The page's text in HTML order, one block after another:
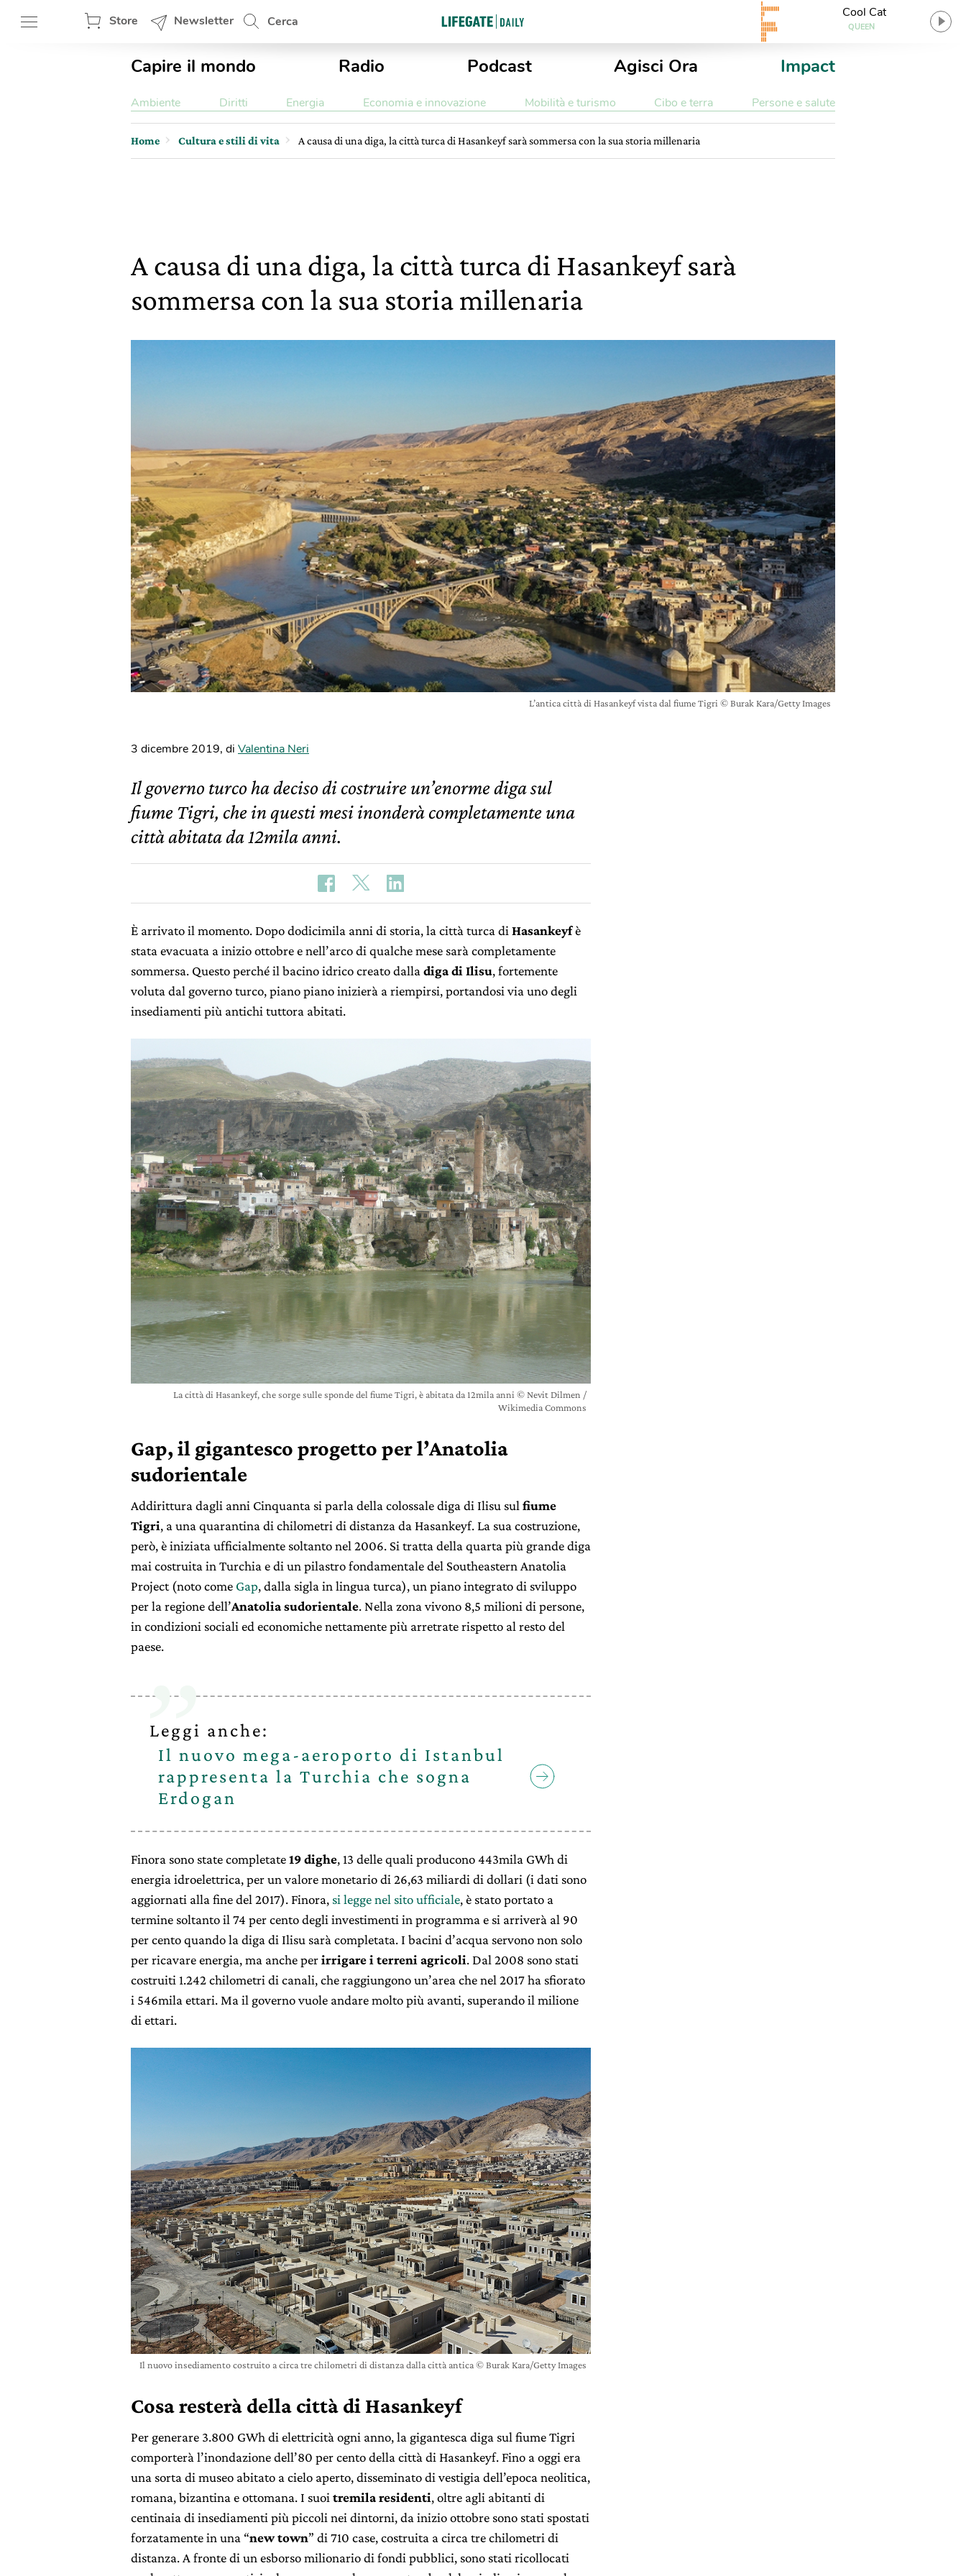
Store Newsletter Cerca
Cool Cat
QUEEN
Capire il mondo Radio Podcast Agisci Ora Impact
Ambiente Diritti Energia Economia e innovazione Mobilità e turismo Cibo e terra Persone e salute
Home Cultura e stili di vita A causa di una diga, la città turca di Hasankeyf sarà sommersa con la sua storia millenaria
A causa di una diga, la città turca di Hasankeyf sarà
sommersa con la sua storia millenaria
L’antica città di Hasankeyf vista dal fiume Tigri © Burak Kara/Getty Images
3 dicembre 2019, di Valentina Neri
Il governo turco ha deciso di costruire un’enorme diga sul
fiume Tigri, che in questi mesi inonderà completamente una
città abitata da 12mila anni.
È arrivato il momento. Dopo dodicimila anni di storia, la città turca di Hasankeyfè
stata evacuata a inizio ottobre e nell’arco di qualche mese sarà completamente
sommersa. Questo perché il bacino idrico creato dalla diga di Ilisu, fortemente
voluta dal governo turco, piano piano inizierà a riempirsi, portandosi via uno degli
insediamenti più antichi tuttora abitati.
La città di Hasankeyf, che sorge sulle sponde del fiume Tigri, è abitata da 12mila anni © Nevit Dilmen /
Wikimedia Commons
Gap, il gigantesco progetto per l’Anatolia
sudorientale
Addirittura dagli anni Cinquanta si parla della colossale diga di Ilisu sul fiume
Tigri, a una quarantina di chilometri di distanza da Hasankeyf. La sua costruzione,
però, è iniziata ufficialmente soltanto nel 2006. Si tratta della quarta più grande diga
mai costruita in Turchia e di un pilastro fondamentale del Southeastern Anatolia
Project (noto come Gap, dalla sigla in lingua turca), un piano integrato di sviluppo
per la regione dell’Anatolia sudorientale. Nella zona vivono 8,5 milioni di persone,
in condizioni sociali ed economiche nettamente più arretrate rispetto al resto del
paese.
Leggi anche:
Il nuovo mega-aeroporto di Istanbul
rappresenta la Turchia che sogna
Erdogan
Finora sono state completate19 dighe, 13 delle quali producono 443mila GWh di
energia idroelettrica, per un valore monetario di 26,63 miliardi di dollari (i dati sono
aggiornati alla fine del 2017). Finora, si legge nel sito ufficiale, è stato portato a
termine soltanto il 74 per cento degli investimenti in programma e si arriverà al 90
per cento quando la diga di Ilisu sarà completata. I bacini d’acqua servono non solo
per ricavare energia, ma anche perirrigare i terreni agricoli. Dal 2008 sono stati
costruiti 1.242 chilometri di canali, che raggiungono un’area che nel 2017 ha sfiorato
i 546mila ettari. Ma il governo vuole andare molto più avanti, superando il milione
di ettari.
Il nuovo insediamento costruito a circa tre chilometri di distanza dalla città antica © Burak Kara/Getty Images
Cosa resterà della città di Hasankeyf
Per generare 3.800 GWh di elettricità ogni anno, la gigantesca diga sul fiume Tigri
comporterà l’inondazione dell’80 per cento della città di Hasankeyf. Fino a oggi era
una sorta di museo abitato a cielo aperto, disseminato di vestigia dell’epoca neolitica,
romana, bizantina e ottomana. I suoitremila residenti, oltre agli abitanti di
centinaia di insediamenti più piccoli nei dintorni, da inizio ottobre sono stati spostati
forzatamente in una “new town” di 710 case, costruita a circa tre chilometri di
distanza. A fronte di un esborso milionario di fondi pubblici, sono stati ricollocati